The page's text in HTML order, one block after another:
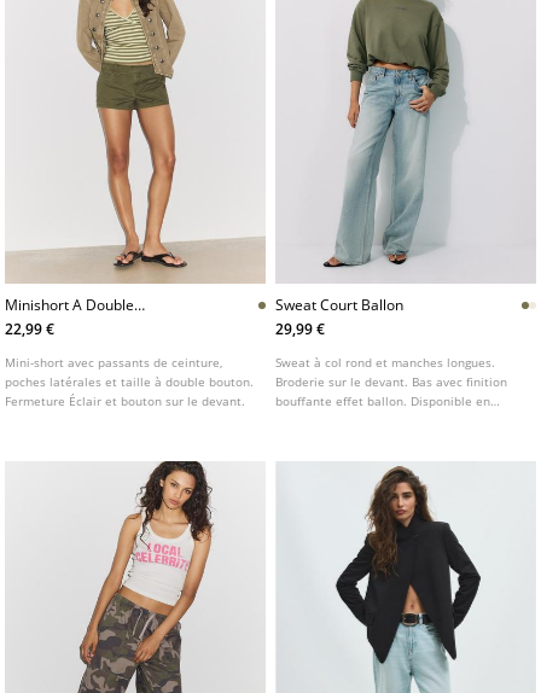
Minishort A Double
Boutonnage
22,99 €
Mini-short avec passants de ceinture,
poches latérales et taille à double bouton.
Fermeture Éclair et bouton sur le devant.
Sweat Court Ballon
29,99 €
Sweat à col rond et manches longues.
Broderie sur le devant. Bas avec finition
bouffante effet ballon. Disponible en